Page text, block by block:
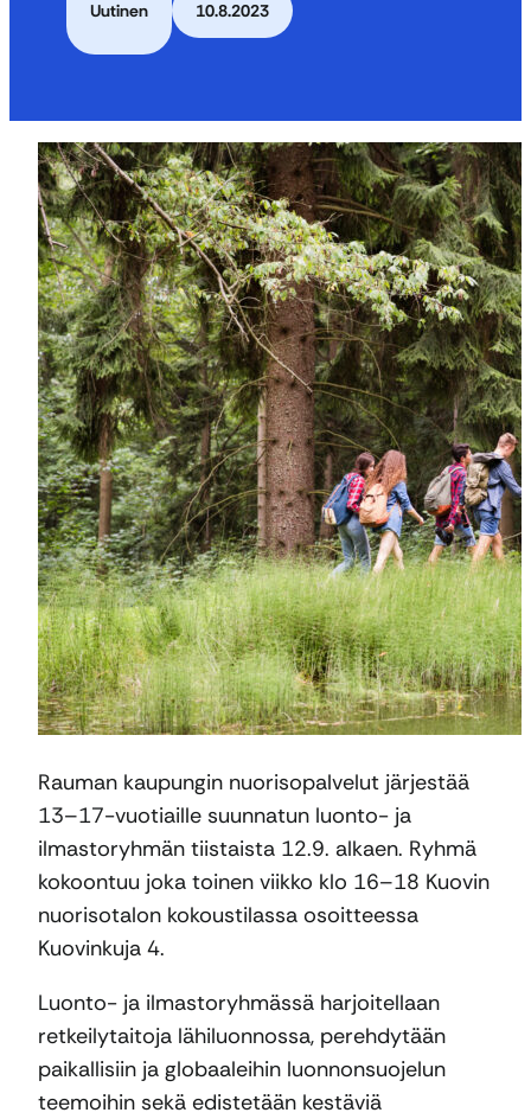
Uutinen 10.8.2023
Rauman kaupungin nuorisopalvelut järjestää
13–17-vuotiaille suunnatun luonto- ja
ilmastoryhmän tiistaista 12.9. alkaen. Ryhmä
kokoontuu joka toinen viikko klo 16–18 Kuovin
nuorisotalon kokoustilassa osoitteessa
Kuovinkuja 4.
Luonto- ja ilmastoryhmässä harjoitellaan
retkeilytaitoja lähiluonnossa, perehdytään
paikallisiin ja globaaleihin luonnonsuojelun
teemoihin sekä edistetään kestäviä